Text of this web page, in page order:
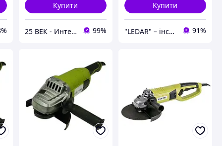
Купити
25 ВЕК - Интернет-Магазин: электрический, бензиновый, аккумуляторный инструмент и строительство. 99%
Купити
"LEDAR" – інструменти та обладнання для ремонту, будівництва і професійних завдань 91%